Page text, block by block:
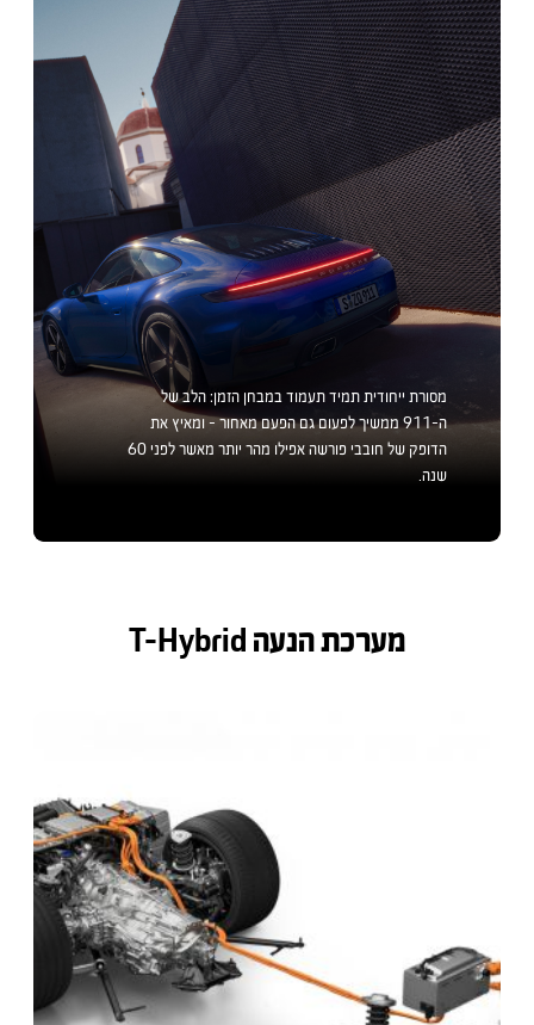
מסורת ייחודית תמיד תעמוד במבחן הזמן: הלב של
ה-911 ממשיך לפעום גם הפעם מאחור - ומאיץ את
הדופק של חובבי פורשה אפילו מהר יותר מאשר לפני 60
שנה.
מערכת הנעה T-Hybrid